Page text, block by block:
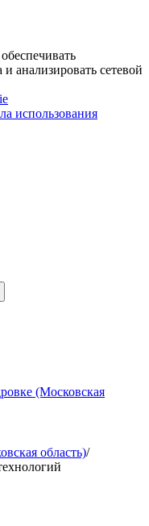
анализировать сетевой
использования
(Московская
область)/